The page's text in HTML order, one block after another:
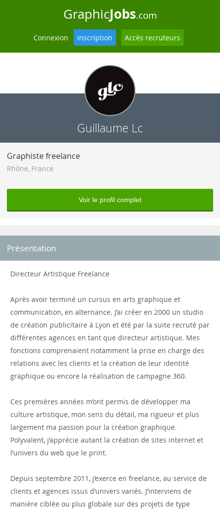
GraphicJobs.com
Connexion Inscription Accès recruteurs
Guillaume Lc
Graphiste freelance
Rhône, France
Voir le profil complet
Présentation
Directeur Artistique Freelance
Après avoir terminé un cursus en arts graphique et
communication, en alternance. J’ai créer en 2000 un studio
de création publicitaire à Lyon et été par la suite recruté par
différentes agences en tant que directeur artistique. Mes
fonctions comprenaient notamment la prise en charge des
relations avec les clients et la création de leur identité
graphique ou encore la réalisation de campagne 360.
Ces premières années m’ont permis de développer ma
culture artistique, mon sens du détail, ma rigueur et plus
largement ma passion pour la création graphique.
Polyvalent, j’apprécie autant la création de sites internet et
l’univers du web que le print.
Depuis septembre 2011, j’exerce en freelance, au service de
clients et agences issus d’univers variés. J’interviens de
manière ciblée ou plus globale sur des projets de type